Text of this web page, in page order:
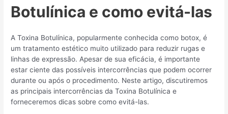
Botulínica e como evitá-las
A Toxina Botulínica, popularmente conhecida como botox, é
um tratamento estético muito utilizado para reduzir rugas e
linhas de expressão. Apesar de sua eficácia, é importante
estar ciente das possíveis intercorrências que podem ocorrer
durante ou após o procedimento. Neste artigo, discutiremos
as principais intercorrências da Toxina Botulínica e
forneceremos dicas sobre como evitá-las.